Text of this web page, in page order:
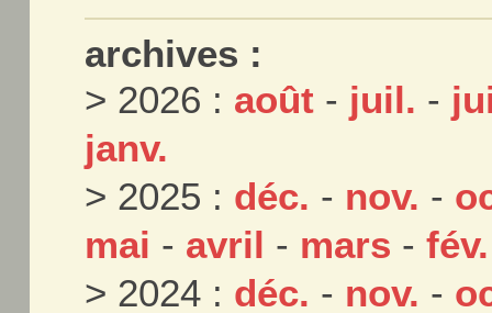
archives :
> 2026 : août - juil. -
janv.
> 2025 : déc. - nov. -
mai - avril - mars -fév.
> 2024 : déc. - nov. -